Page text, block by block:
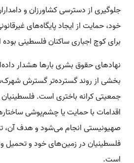
جلوگیری از دسترسی کشاورزان و
خود، حمایت از ایجاد پایگاه‌های
برای کوچ اجباری ساکنان فلسطینی
نهادهای حقوق بشری بارها هشدار
بخشی از روند گسترده‌تر گسترش
جمعیتی کرانه باختری است. فلسطینیان
اقدامات با حمایت یا چشم‌پوشی
صهیونیستی انجام می‌شود و هدف
فلسطینیان در زمین‌های خود و تحمیل
است.